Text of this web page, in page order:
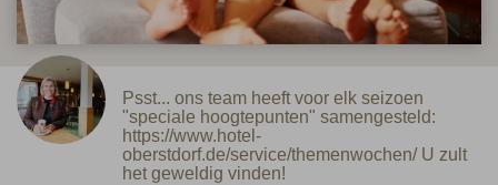
Psst... ons team heeft voor elk seizoen
"speciale hoogtepunten" samengesteld:
https://www.hotel-
oberstdorf.de/service/themenwochen/ U zult
het geweldig vinden!